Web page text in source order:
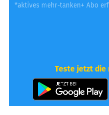
*aktives mehr-tanken+ Abo
Teste jetzt die